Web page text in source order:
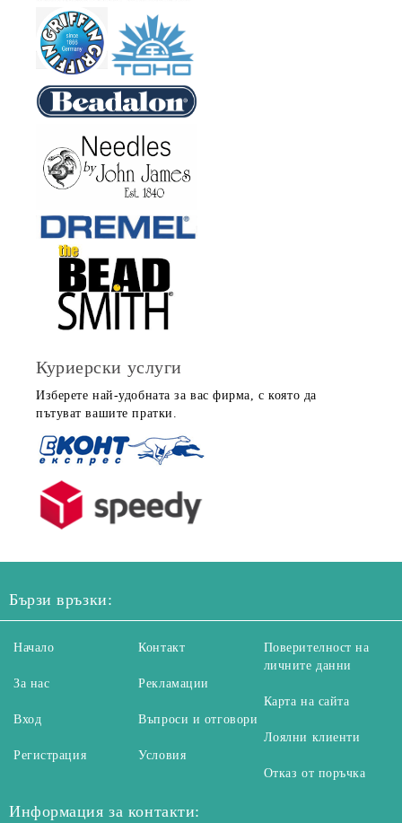
Куриерски услуги
Изберете най-удобната за вас фирма, с която да
пътуват вашите пратки.
Бързи връзки:
Начало
За нас
Вход
Регистрация
Контакт
Рекламации
Въпроси и отговори
Условия
Поверителност на
личните данни
Карта на сайта
Лоялни клиенти
Отказ от поръчка
Информация за контакти: